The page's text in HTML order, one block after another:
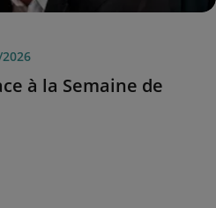
à la Semaine de